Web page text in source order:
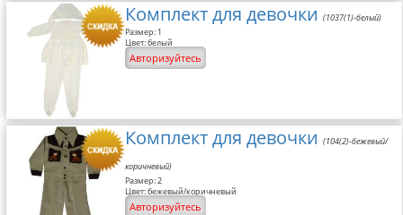
Комплект для девочки(1037(1)-белый)
Размер: 1
Цвет: белый
Авторизуйтесь
Комплект для девочки(104(2)-бежевый/
коричневый)
Размер: 2
Цвет: бежевый/коричневый
Авторизуйтесь